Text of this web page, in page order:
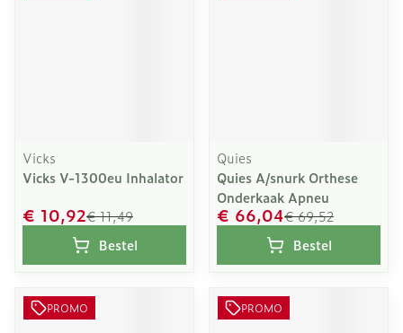
Vicks
Vicks V-1300eu Inhalator
€ 11,49
€ 10,92
Bestel
Quies
Quies A/snurk Orthese
Onderkaak Apneu
€ 69,52
€ 66,04
Bestel
PROMO PROMO